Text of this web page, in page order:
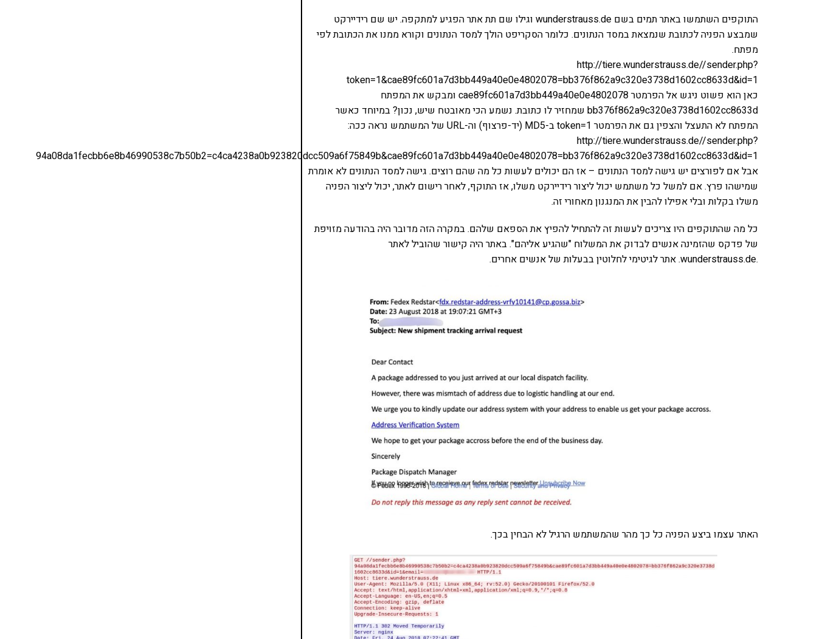
התוקפים השתמשו באתר תמים בשם wunderstrauss.de וגילו שם תת אתר הפגיע למתקפה. יש שם רידיירקט
שמבצע הפניה לכתובת שנמצאת במסד הנתונים. כלומר הסקריפט הולך למסד הנתונים וקורא ממנו את הכתובת לפי
מפתח.
http://tiere.wunderstrauss.de//sender.php?
token=1&cae89fc601a7d3bb449a40e0e4802078=bb376f862a9c320e3738d1602cc8633d&id=1
כאן הוא פשוט ניגש אל הפרמטר cae89fc601a7d3bb449a40e0e4802078 ומבקש את המפתח
bb376f862a9c320e3738d1602cc8633d שמחזיר לו כתובת. נשמע הכי מאובטח שיש, נכון? במיוחד כאשר
המפתח לא התעצל והצפין גם את הפרמטר token=1 ב-MD5 (יד-פרצוף) וה-URL של המשתמש נראה ככה:
http://tiere.wunderstrauss.de//sender.php?
94a08da1fecbb6e8b46990538c7b50b2=c4ca4238a0b923820dcc509a6f75849b&cae89fc601a7d3bb449a40e0e4802078=bb376f862a9c320e3738d1602cc8633d&id=1
אבל אם לפורצים יש גישה למסד הנתונים – אז הם יכולים לעשות כל מה שהם רוצים. גישה למסד הנתונים לא אומרת
שמישהו פרץ. אם למשל כל משתמש יכול ליצור רידיירקט משלו, אז התוקף, לאחר רישום לאתר, יכול ליצור הפניה
משלו בקלות ובלי אפילו להבין את המנגנון מאחורי זה.
כל מה שהתוקפים היו צריכים לעשות זה להתחיל להפיץ את הספאם שלהם. במקרה הזה מדובר היה בהודעה מזויפת
של פדקס שהזמינה אנשים לבדוק את המשלוח "שהגיע אליהם". באתר היה קישור שהוביל לאתר
.wunderstrauss.de. אתר לגיטימי לחלוטין בבעלות של אנשים אחרים.
האתר עצמו ביצע הפניה כל כך מהר שהמשתמש הרגיל לא הבחין בכך.